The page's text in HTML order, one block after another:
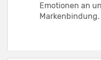
Emotionen an
Markenbindung.